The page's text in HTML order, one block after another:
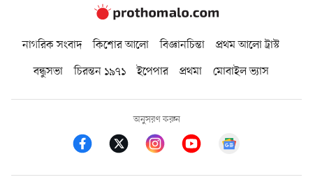
নাগরিক সংবাদ কিশোর আলো বিজ্ঞানচিন্তা
প্রথম আলো ট্রাস্ট
বন্ধুসভা
চিরন্তন ১৯৭১ ইপেপার প্রথমা মোবাইল ভ্যাস
অনুসরণ করুন